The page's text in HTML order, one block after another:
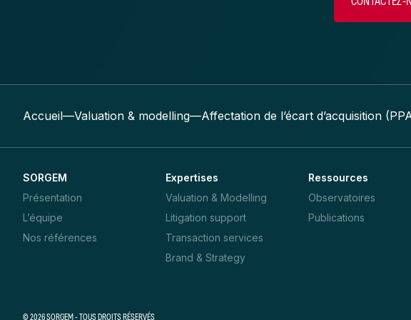
Accueil—Valuation & modelling—Affectation de l’écart d’acquisition
SORGEM
Présentation
L’équipe
Nos références
Expertises
Valuation & Modelling
Litigation support
Transaction services
Brand & Strategy
Ressources
Observatoires
Publications
© 2026 SORGEM - TOUS DROITS RÉSERVÉS